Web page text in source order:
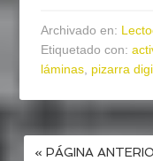
Archivado en:
Etiquetado con:
láminas, pizarra
« PÁGINA